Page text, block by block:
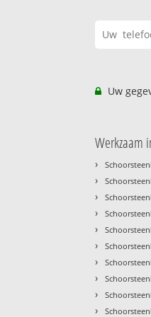
Uw
Werkzaam
›
›
›
›
›
›
›
›
›
›